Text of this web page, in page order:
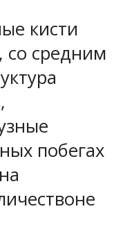
кисти
со средним
побегах